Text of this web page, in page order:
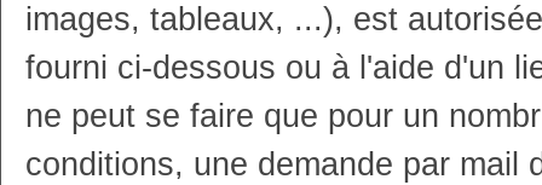
images, tableaux, ...), est
fourni ci-dessous ou à l'aide d'un
ne peut se faire que pour un
conditions, une demande par mail